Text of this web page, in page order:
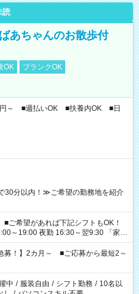
読
あちゃんのお散歩付
OK
ブランクOK
円～ ■週払いOK ■扶養内OK ■日
30分以内！≫ご希望の勤務地を紹介
19:00 夜勤 16:30～翌9:30 「家族
裕を持って夕飯の準備がしたい」
い」 など、ご希望を教えてください
時間。 合計で週40時間を超える場
募！】2カ月～ ■ご応募から最短2～
中 / 服装自由 / シフト勤務 / 10名以